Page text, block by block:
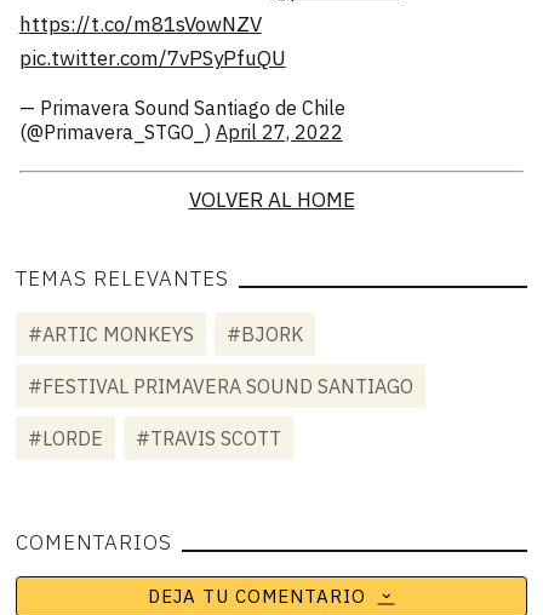
https://t.co/m81sVowNZV
pic.twitter.com/7vPSyPfuQU
— Primavera Sound Santiago de Chile
(@Primavera_STGO_) April 27, 2022
VOLVER AL HOME
TEMAS RELEVANTES
#ARTIC MONKEYS #BJORK
#FESTIVAL PRIMAVERA SOUND SANTIAGO
#LORDE #TRAVIS SCOTT
COMENTARIOS
DEJA TU COMENTARIO